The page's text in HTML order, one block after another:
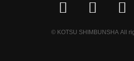
© KOTSU SHIMBUNSHA All